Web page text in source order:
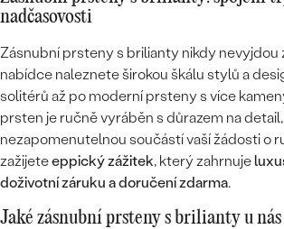
nadčasovosti
Zásnubní prsteny s brilianty nikdy nevyjdou
nabídce naleznete širokou škálu stylů a
solitérů až po moderní prsteny s více
prsten je ručně vyráběn s důrazem na
nezapomenutelnou součástí vaší žádosti o
zažijeteeppický zážitek, který zahrnuje
doživotní záruku a doručení zdarma.
Jaké zásnubní prsteny s brilianty u